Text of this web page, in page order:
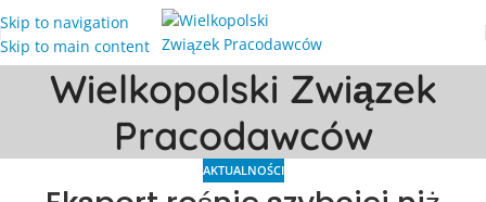
Skip to navigation
Skip to main content
Wielkopolski Związek
Pracodawców
AKTUALNOŚCI